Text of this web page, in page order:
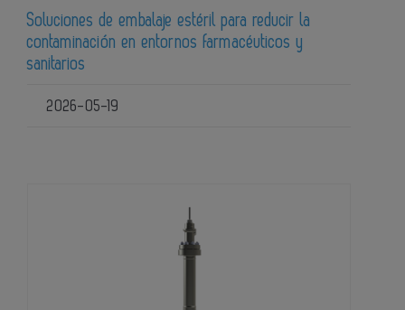
Soluciones de embalaje estéril para reducir la
contaminación en entornos farmacéuticos y
sanitarios
2026-05-19